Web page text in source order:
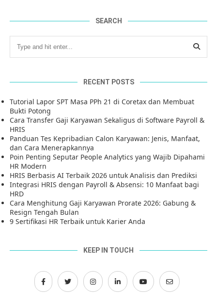
SEARCH
RECENT POSTS
Tutorial Lapor SPT Masa PPh 21 di Coretax dan Membuat
Bukti Potong
Cara Transfer Gaji Karyawan Sekaligus di Software Payroll &
HRIS
Panduan Tes Kepribadian Calon Karyawan: Jenis, Manfaat,
dan Cara Menerapkannya
Poin Penting Seputar People Analytics yang Wajib Dipahami
HR Modern
HRIS Berbasis AI Terbaik 2026 untuk Analisis dan Prediksi
Integrasi HRIS dengan Payroll & Absensi: 10 Manfaat bagi
HRD
Cara Menghitung Gaji Karyawan Prorate 2026: Gabung &
Resign Tengah Bulan
9 Sertifikasi HR Terbaik untuk Karier Anda
KEEP IN TOUCH